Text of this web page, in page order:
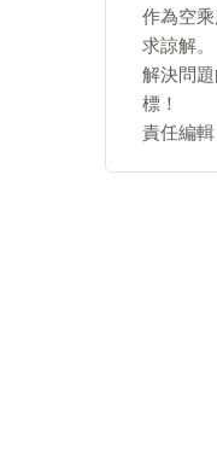
作為空
求諒解。
解決問
標！
責任編輯